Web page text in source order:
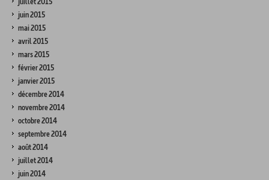
juin 2015
mai 2015
avril 2015
mars 2015
février 2015
janvier 2015
décembre 2014
novembre 2014
octobre 2014
septembre 2014
août 2014
juillet 2014
juin 2014